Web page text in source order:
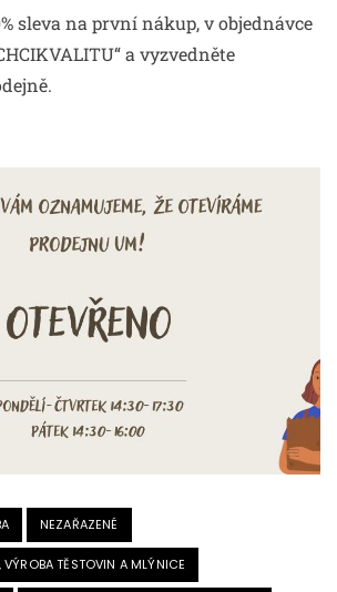
sleva na první nákup, v objednávce
a vyzvedněte
NEZAŘAZENÉ
VÝROBA TĚSTOVIN A MLÝNICE